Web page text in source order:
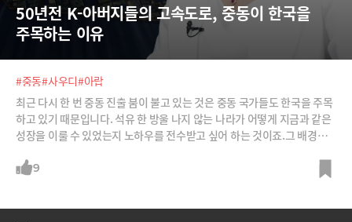
50년전 K-아버지들의 고속도로, 중동이 한국을
주목하는 이유
#중동#사우디#아랍
최근 다시 한 번 중동 진출 붐이 불고 있는 것은 중동 국가들도 한국을 주목
하고 있기 때문입니다. 석유 한 방울 나지 않는 나라가 어떻게 지금과 같은
성장을 이룰 수 있었는지 노하우를 전수받고 싶어 하는 것이죠.그 배경이
숨을 걸 수밖에 없는지, 어떤 비즈니스로 중동의 문을 두드려야 할 지 것이
9